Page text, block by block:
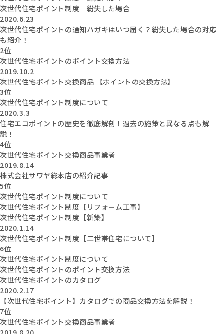
次世代住宅ポイント制度 紛失した場合
2020.6.23
次世代住宅ポイントの通知ハガキはいつ届く？紛失した場合の対応
も紹介！
2位
次世代住宅ポイントのポイント交換方法
2019.10.2
次世代住宅ポイント交換商品 【ポイントの交換方法】
3位
次世代住宅ポイント制度について
2020.3.3
住宅エコポイントの歴史を徹底解剖！過去の施策と異なる点も解
説！
4位
次世代住宅ポイント交換商品事業者
2019.8.14
株式会社サワヤ総本店の紹介記事
5位
次世代住宅ポイント制度について
次世代住宅ポイント制度【リフォーム工事】
次世代住宅ポイント制度【新築】
2020.1.14
次世代住宅ポイント制度【二世帯住宅について】
6位
次世代住宅ポイント制度について
次世代住宅ポイントのポイント交換方法
次世代住宅ポイントのカタログ
2020.2.17
【次世代住宅ポイント】カタログでの商品交換方法を解説！
7位
次世代住宅ポイント交換商品事業者
2019.8.20